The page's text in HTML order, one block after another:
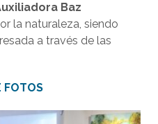
Baz
la naturaleza, siendo
a través de las
FOTOS